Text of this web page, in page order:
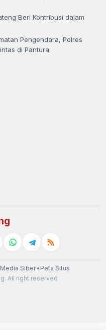
Beri Kontribusi dalam
Pengendara, Polres
di Pantura
Siber• Peta Situs
All right reserved